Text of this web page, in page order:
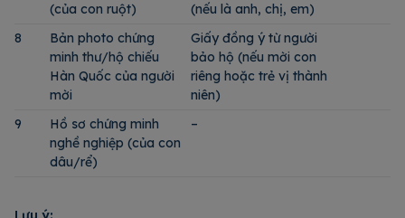
(của con ruột)
(nếu là anh, chị, em)
8
Bản photo chứng
minh thư/hộ chiếu
Hàn Quốc của người
mời
Giấy đồng ý từ người
bảo hộ (nếu mời con
riêng hoặc trẻ vị thành
niên)
9
Hồ sơ chứng minh
nghề nghiệp (của con
dâu/rể)
–